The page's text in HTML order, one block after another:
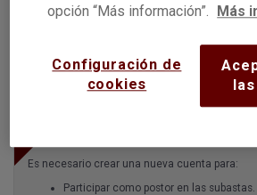
La verificación de la cuenta mediante
Sin certificado
Es necesario crear una nueva cuenta para:
Participar como postor en las subastas.
opción “Más información”.
Más
Configuración de
cookies